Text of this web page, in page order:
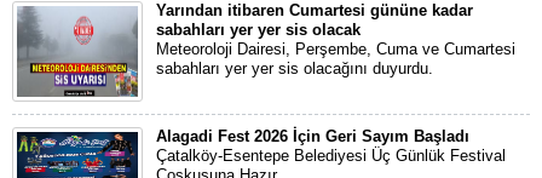
Yarından itibaren Cumartesi gününe kadar
sabahları yer yer sis olacak
Meteoroloji Dairesi, Perşembe, Cuma ve Cumartesi
sabahları yer yer sis olacağını duyurdu.
Alagadi Fest 2026 İçin Geri Sayım Başladı
Çatalköy-Esentepe Belediyesi Üç Günlük Festival